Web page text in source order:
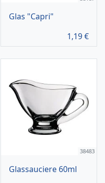
Glas "Capri"
1,19€
38483
Glassauciere 60ml